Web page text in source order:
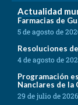
Actualidad
Farmacias de
5 de agosto de
Resoluciones
4 de agosto de
Programación
Nanclares de la
29 de julio de 2026